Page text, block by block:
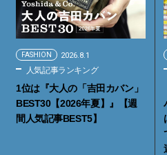
FASHION 2026.8.1
人気記事ランキング
1位は『大人の「吉田カバン」
BEST30【2026年夏】』【週
間人気記事BEST5】